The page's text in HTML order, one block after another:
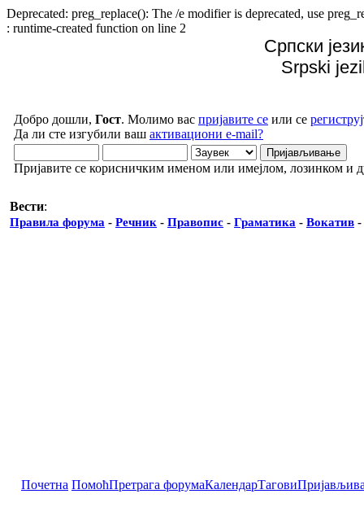
Deprecated: preg_replace(): The /e modifier is deprecated, use
: runtime-created function on line 2
Српски
Srpski
Добро дошли, Гост. Молимо вас пријавите се или се
Да ли сте изгубили ваш активациони e-mail?
Пријавите се корисничким именом или имејлом, лозинком и
Вести:
Правила форума - Речник - Правопис - Граматика - Вокатив -
Почетна ПомоћПретрага форумаКалендарТагови